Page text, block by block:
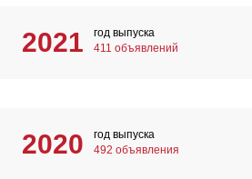
2021
год выпуска
411 объявлений
2020
год выпуска
492 объявления